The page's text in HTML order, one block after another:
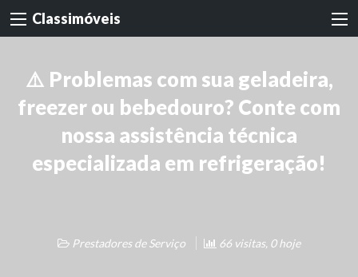
Classimóveis
⚠️ Problemas com sua geladeira,
freezer ou bebedouro? Conte com
nossa assistência técnica
especializada em refrigeração!
Prestadores de Serviço 66 visitas, 0 hoje